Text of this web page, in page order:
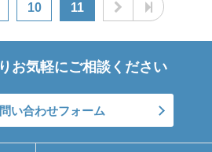
10 11
お気軽にご相談ください
い合わせフォーム